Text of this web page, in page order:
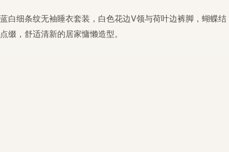
蓝白细条纹无袖睡衣套装，白色花边V领与荷叶边裤脚，蝴蝶结
点缀，舒适清新的居家慵懒造型。